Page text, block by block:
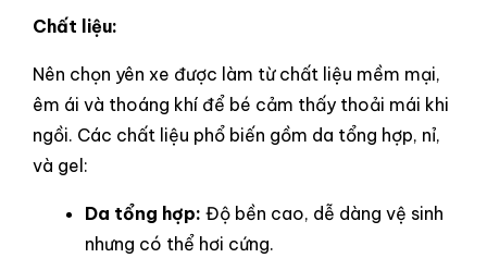
Chất liệu:
Nên chọn yên xe được làm từ chất liệu mềm mại,
êm ái và thoáng khí để bé cảm thấy thoải mái khi
ngồi. Các chất liệu phổ biến gồm da tổng hợp, nỉ,
và gel:
Da tổng hợp: Độ bền cao, dễ dàng vệ sinh
nhưng có thể hơi cứng.